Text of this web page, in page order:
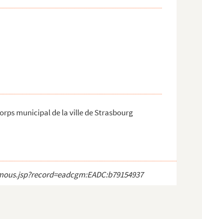
municipal de la ville de Strasbourg